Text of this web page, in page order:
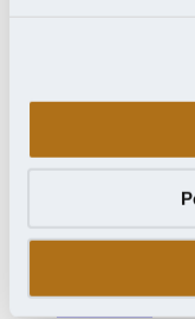
Madridiario
Diario Siglo XXI